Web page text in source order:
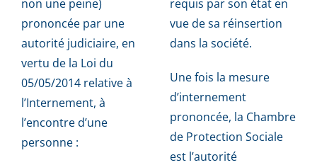
non une peine)
prononcée par une
autorité judiciaire, en
vertu de la Loi du
05/05/2014 relative à
l’Internement, à
l’encontre d’une
personne :
requis par son état en
vue de sa réinsertion
dans la société.
Une fois la mesure
d’internement
prononcée, la Chambre
de Protection Sociale
est l’autorité